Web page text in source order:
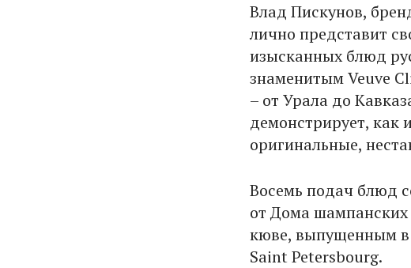
Влад Пискунов,
лично представит
изысканных блюд
знаменитым Veuve
– от Урала до
демонстрирует, как
оригинальные,
Восемь подач блюд
от Дома
кюве, выпущенным в
Saint Petersbourg.